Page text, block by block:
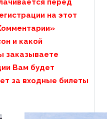
перед
на этот
и какой
заказываете
Вам будет
за входные билеты